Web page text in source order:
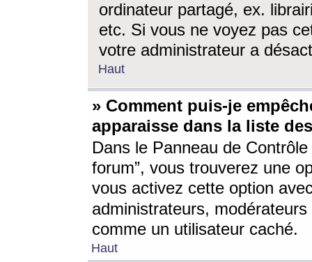
ordinateur partagé, ex.
etc. Si vous ne voyez pas
votre administrateur a
Haut
» Comment puis-je
apparaisse dans la liste
Dans le Panneau de
forum”, vous trouverez une
vous activez cette option
administrateurs,
comme un utilisateur caché.
Haut